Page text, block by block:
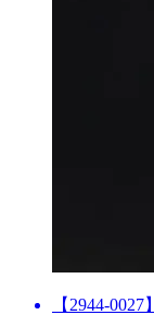
【2944-0027】